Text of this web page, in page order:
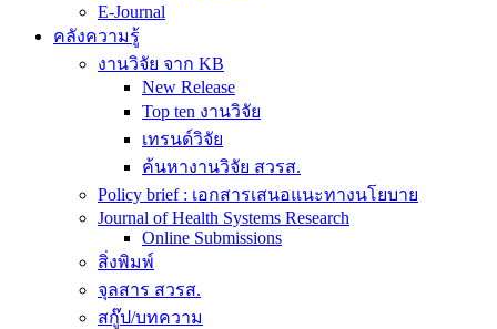
E-Journal
คลังความรู้
งานวิจัย จาก KB
New Release
Top ten งานวิจัย
เทรนด์วิจัย
ค้นหางานวิจัย สวรส.
Policy brief : เอกสารเสนอแนะทางนโยบาย
Journal of Health Systems Research
Online Submissions
สิ่งพิมพ์
จุลสาร สวรส.
สกู๊ป/บทความ